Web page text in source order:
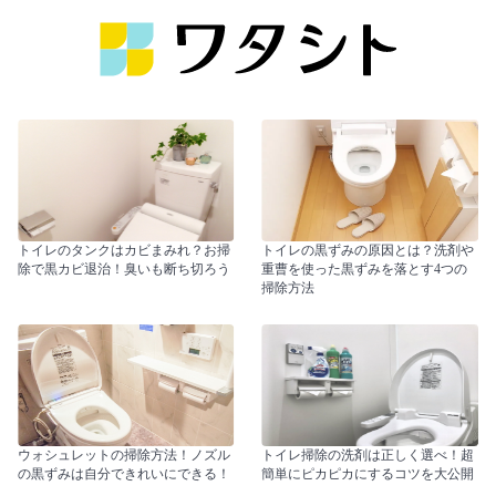
トイレのタンクはカビまみれ？お掃
除で黒カビ退治！臭いも断ち切ろう
トイレの黒ずみの原因とは？洗剤や
重曹を使った黒ずみを落とす4つの
掃除方法
ウォシュレットの掃除方法！ノズル
の黒ずみは自分できれいにできる！
トイレ掃除の洗剤は正しく選べ！超
簡単にピカピカにするコツを大公開